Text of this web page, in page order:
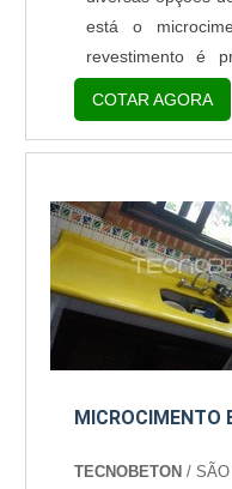
está o
revestimento é
possui uma
mesmo tempo.
superfícies, o
aplicação.O
nomenclatura
partículas do mat...
COTAR AGORA
MICROCIMENTO
TECNOBETON/ SÃO